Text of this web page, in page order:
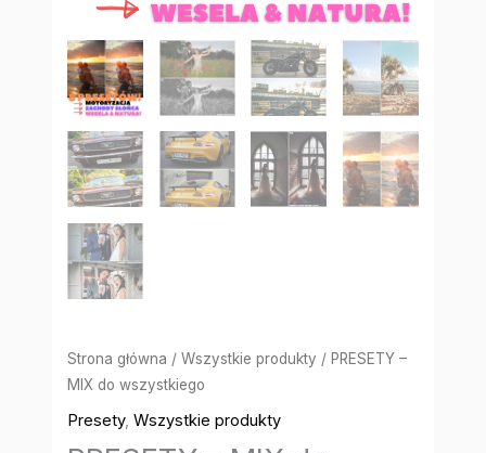
Strona główna /Wszystkie produkty / PRESETY –
MIX do wszystkiego
Presety,Wszystkie produkty